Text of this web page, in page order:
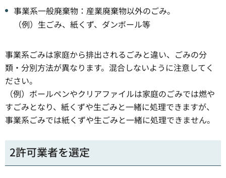
事業系一般廃棄物：産業廃棄物以外のごみ。
（例）生ごみ、紙くず、ダンボール等
事業系ごみは家庭から排出されるごみと違い、ごみの分
類・分別方法が異なります。混合しないように注意してく
ださい。
（例）ボールペンやクリアファイルは家庭のごみでは燃や
すごみとなり、紙くずや生ごみと一緒に処理できますが、
事業系ごみでは紙くずや生ごみと一緒に処理できません。
2許可業者を選定